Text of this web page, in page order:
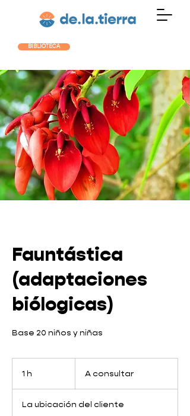
BIBLIOTECA
Fauntástica
(adaptaciones
biólogicas)
Base 20 niños y niñas
1 h A consultar
La ubicación del cliente